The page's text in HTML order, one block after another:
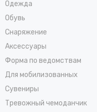
Одежда
Обувь
Снаряжение
Аксессуары
Форма по ведомствам
Для мобилизованных
Сувениры
Тревожный чемоданчик